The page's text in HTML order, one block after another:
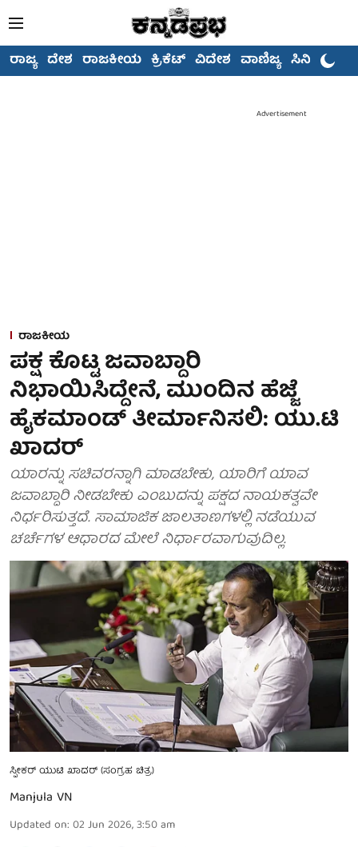
ರಾಜ್ಯ ದೇಶ ರಾಜಕೀಯ ಕ್ರಿಕೆಟ್ ವಿದೇಶ ವಾಣಿಜ್ಯ ಸಿನಿಮಾ
Advertisement
ರಾಜಕೀಯ
ಪಕ್ಷ ಕೊಟ್ಟ ಜವಾಬ್ದಾರಿ
ನಿಭಾಯಿಸಿದ್ದೇನೆ, ಮುಂದಿನ ಹೆಜ್ಜೆ
ಹೈಕಮಾಂಡ್ ತೀರ್ಮಾನಿಸಲಿ: ಯು.ಟಿ
ಖಾದರ್
ಯಾರನ್ನು ಸಚಿವರನ್ನಾಗಿ ಮಾಡಬೇಕು, ಯಾರಿಗೆ ಯಾವ
ಜವಾಬ್ದಾರಿ ನೀಡಬೇಕು ಎಂಬುದನ್ನು ಪಕ್ಷದ ನಾಯಕತ್ವವೇ
ನಿರ್ಧರಿಸುತ್ತದೆ. ಸಾಮಾಜಿಕ ಜಾಲತಾಣಗಳಲ್ಲಿ ನಡೆಯುವ
ಚರ್ಚೆಗಳ ಆಧಾರದ ಮೇಲೆ ನಿರ್ಧಾರವಾಗುವುದಿಲ್ಲ.
ಸ್ಪೀಕರ್ ಯುಟಿ ಖಾದರ್ (ಸಂಗ್ರಹ ಚಿತ್ರ)
Manjula VN
Updated on: 02 Jun 2026, 3:50 am